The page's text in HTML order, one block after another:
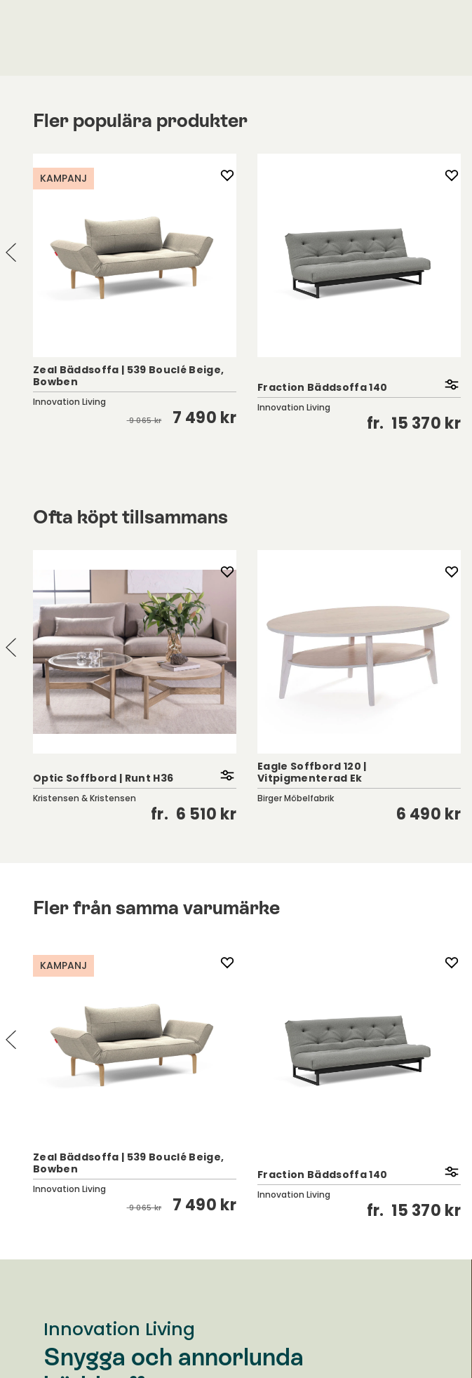
Fler populära produkter
KAMPANJ
Zeal Bäddsoffa | 539 Bouclé Beige,
Bowben
Innovation Living
9 065 kr 7 490 kr
Fraction Bäddsoffa 140
Innovation Living
fr. 15 370 kr
Ofta köpt tillsammans
Optic Soffbord | Runt H36
Kristensen & Kristensen
fr. 6 510 kr
Eagle Soffbord 120 |
Vitpigmenterad Ek
Birger Möbelfabrik
6 490 kr
Fler från samma varumärke
KAMPANJ
Zeal Bäddsoffa | 539 Bouclé Beige,
Bowben
Innovation Living
9 065 kr 7 490 kr
Fraction Bäddsoffa 140
Innovation Living
fr. 15 370 kr
Innovation Living
Snygga och annorlunda